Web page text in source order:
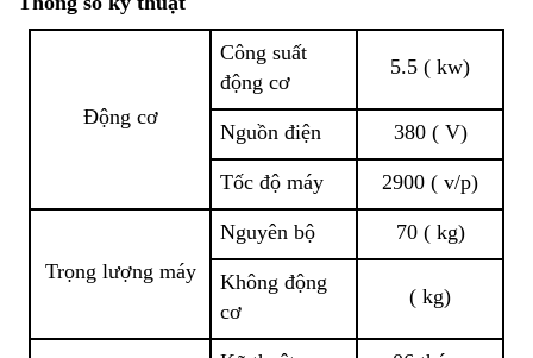
Động cơ
Công suất
động cơ
5.5 ( kw)
Nguồn điện 380 ( V)
Tốc độ máy 2900 ( v/p)
Trọng lượng máy
Nguyên bộ 70 ( kg)
Không động
cơ
( kg)